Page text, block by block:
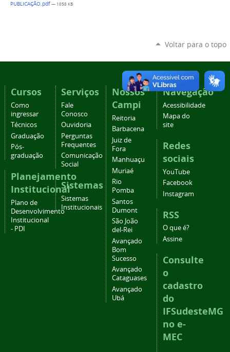
PUBLICAÇÃO.pdf— 1058 KB
Voltar para o topo
Cursos
Como
ingressar
Técnicos
Graduação
Pós-
graduação
Planejamento
Institucional
Plano de
Desenvolvimento
Institucional
- PDI
Serviços
Fale
Conosco
Ouvidoria
Perguntas
Frequentes
Comunicação
Social
Sistemas
Sistemas
Institucionais
Nossos
Campi
Reitoria
Barbacena
Juiz de
Fora
Manhuaçu
Muriaé
Rio
Pomba
Santos
Dumont
São João
del-Rei
Avançado
Bom
Sucesso
Avançado
Cataguases
Avançado
Ubá
Navegação
Acessibilidade
Mapa do
site
Redes
sociais
YouTube
Facebook
Instagram
RSS
O que é?
Assine
Consulte
o
cadastro
do
IFSudesteMG
no e-
MEC